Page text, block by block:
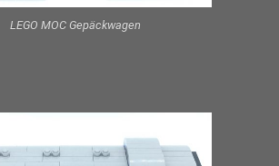
LEGO MOC Gepäckwagen